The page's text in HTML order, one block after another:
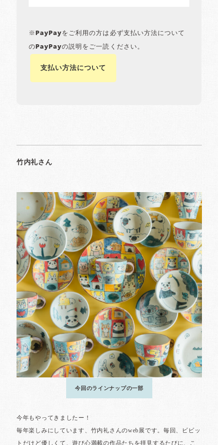
※PayPayをご利用の方は必ず支払い方法について
のPayPayの説明をご一読ください。
支払い方法について